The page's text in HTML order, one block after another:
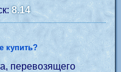
8.14
купить?
перевозящего